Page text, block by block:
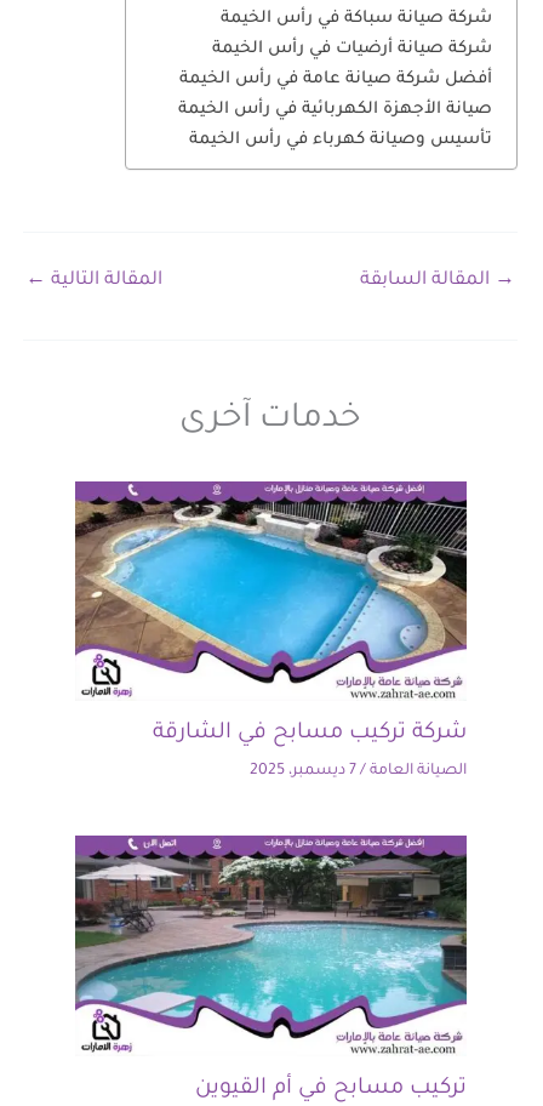
شركة صيانة سباكة في رأس الخيمة
شركة صيانة أرضيات في رأس الخيمة
أفضل شركة صيانة عامة في رأس الخيمة
صيانة الأجهزة الكهربائية في رأس الخيمة
تأسيس وصيانة كهرباء في رأس الخيمة
→ المقالة السابقة المقالة التالية ←
خدمات آخرى
شركة تركيب مسابح في الشارقة
الصيانة العامة / 7 ديسمبر، 2025
تركيب مسابح في أم القيوين